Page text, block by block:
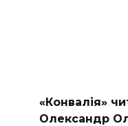
«Конвалія»
Олександр